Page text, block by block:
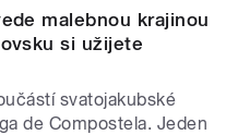
malebnou krajinou
si užijete
svatojakubské
de Compostela. Jeden